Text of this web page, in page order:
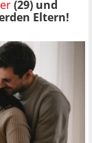
(29) und
Eltern!